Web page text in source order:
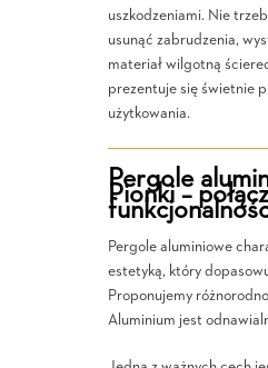
uszkodzeniami. Nie
usunąć zabrudzenia,
materiał wilgotną
prezentuje się świetnie
użytkowania.
Pergole
Pionki –
Pergole aluminiowe
estetyką, który
Proponujemy
Aluminium jest